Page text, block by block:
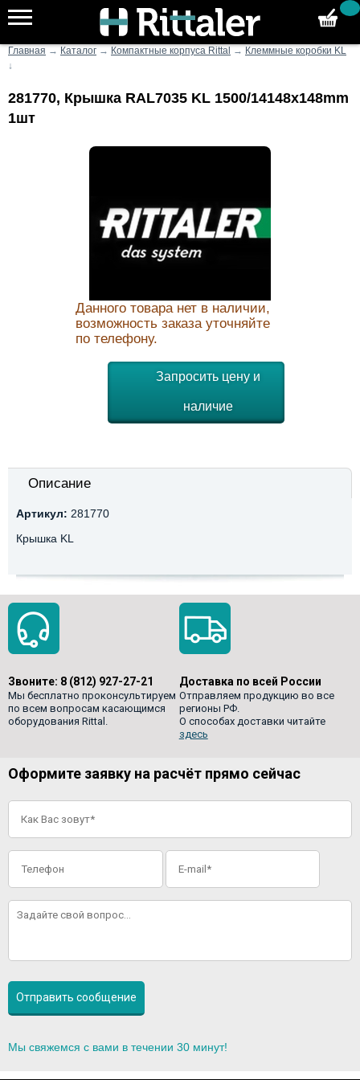
Главная → Каталог → Компактные корпуса Rittal → Клеммные коробки KL
↓
281770, Крышка RAL7035 KL 1500/14148x148mm
1шт
Данного товара нет в наличии,
возможность заказа уточняйте
по телефону.
Запросить цену и
наличие
Описание
Артикул: 281770
Крышка KL
Звоните: 8 (812) 927-27-21
Мы бесплатно проконсультируем
по всем вопросам касающимся
оборудования Rittal.
Доставка по всей России
Отправляем продукцию во все
регионы РФ.
О способах доставки читайте
здесь
Оформите заявку на расчёт прямо сейчас
Мы свяжемся с вами в течении 30 минут!